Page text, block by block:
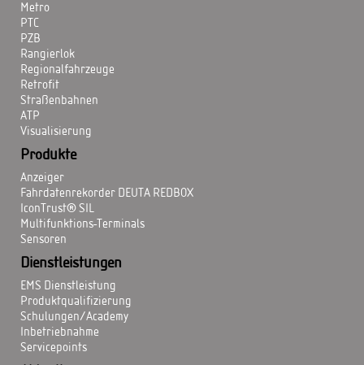
Metro
PTC
PZB
Rangierlok
Regionalfahrzeuge
Retrofit
Straßenbahnen
ATP
Visualisierung
Produkte
Anzeiger
Fahrdatenrekorder DEUTA REDBOX
IconTrust® SIL
Multifunktions-Terminals
Sensoren
Dienstleistungen
EMS Dienstleistung
Produktqualifizierung
Schulungen/Academy
Inbetriebnahme
Servicepoints